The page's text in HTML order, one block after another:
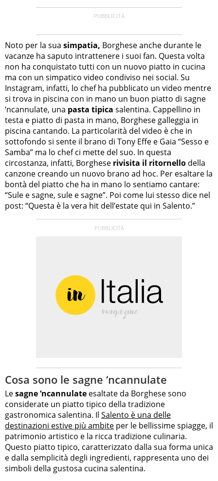
Noto per la sua simpatia, Borghese anche durante le
vacanze ha saputo intrattenere i suoi fan. Questa volta
non ha conquistato tutti con un nuovo piatto in cucina
ma con un simpatico video condiviso nei social. Su
Instagram, infatti, lo chef ha pubblicato un video mentre
si trova in piscina con in mano un buon piatto di sagne
‘ncannulate, una pasta tipica salentina. Cappellino in
testa e piatto di pasta in mano, Borghese galleggia in
piscina cantando. La particolarità del video è che in
sottofondo si sente il brano di Tony Effe e Gaia “Sesso e
Samba” ma lo chef ci mette del suo. In questa
circostanza, infatti, Borghese rivisita il ritornello della
canzone creando un nuovo brano ad hoc. Per esaltare la
bontà del piatto che ha in mano lo sentiamo cantare:
“Sule e sagne, sule e sagne”. Poi come lui stesso dice nel
post: “Questa è la vera hit dell’estate qui in Salento.”
Cosa sono le sagne ‘ncannulate
Lesagne ‘ncannulate esaltate da Borghese sono
considerate un piatto tipico della tradizione
gastronomica salentina. Il Salento è una delle
destinazioni estive più ambite per le bellissime spiagge, il
patrimonio artistico e la ricca tradizione culinaria.
Questo piatto tipico, caratterizzato dalla sua forma unica
e dalla semplicità degli ingredienti, rappresenta uno dei
simboli della gustosa cucina salentina.